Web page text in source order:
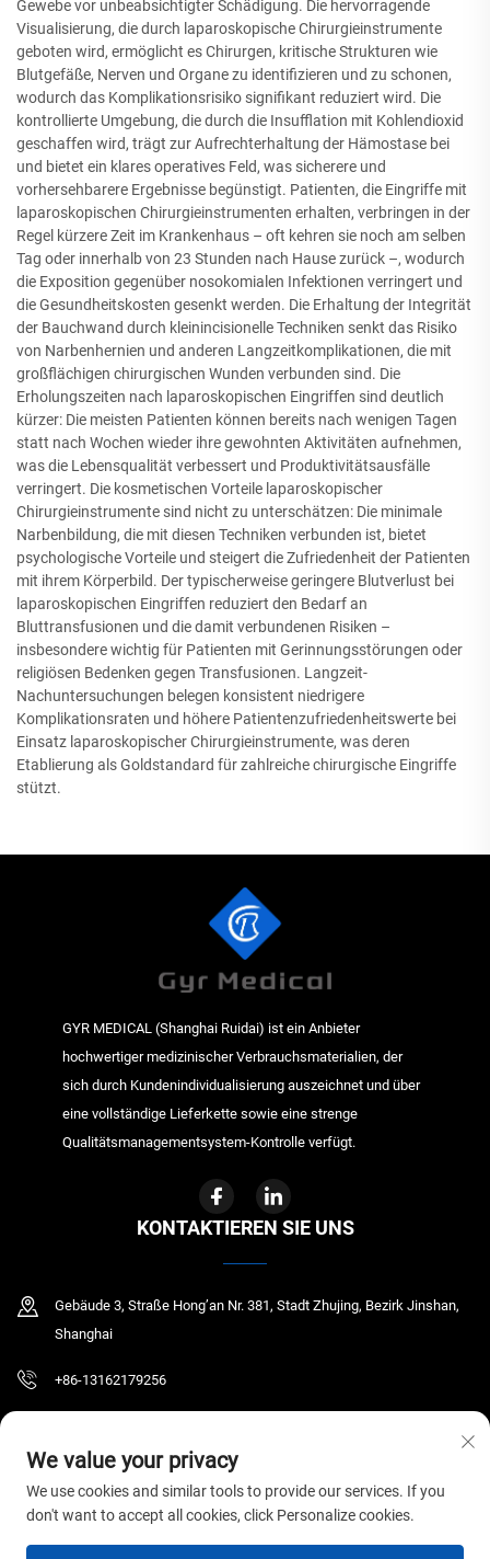
Gewebe vor unbeabsichtigter Schädigung. Die hervorragende
Visualisierung, die durch laparoskopische Chirurgieinstrumente
geboten wird, ermöglicht es Chirurgen, kritische Strukturen wie
Blutgefäße, Nerven und Organe zu identifizieren und zu schonen,
wodurch das Komplikationsrisiko signifikant reduziert wird. Die
kontrollierte Umgebung, die durch die Insufflation mit Kohlendioxid
geschaffen wird, trägt zur Aufrechterhaltung der Hämostase bei
und bietet ein klares operatives Feld, was sicherere und
vorhersehbarere Ergebnisse begünstigt. Patienten, die Eingriffe mit
laparoskopischen Chirurgieinstrumenten erhalten, verbringen in der
Regel kürzere Zeit im Krankenhaus – oft kehren sie noch am selben
Tag oder innerhalb von 23 Stunden nach Hause zurück –, wodurch
die Exposition gegenüber nosokomialen Infektionen verringert und
die Gesundheitskosten gesenkt werden. Die Erhaltung der Integrität
der Bauchwand durch kleinincisionelle Techniken senkt das Risiko
von Narbenhernien und anderen Langzeitkomplikationen, die mit
großflächigen chirurgischen Wunden verbunden sind. Die
Erholungszeiten nach laparoskopischen Eingriffen sind deutlich
kürzer: Die meisten Patienten können bereits nach wenigen Tagen
statt nach Wochen wieder ihre gewohnten Aktivitäten aufnehmen,
was die Lebensqualität verbessert und Produktivitätsausfälle
verringert. Die kosmetischen Vorteile laparoskopischer
Chirurgieinstrumente sind nicht zu unterschätzen: Die minimale
Narbenbildung, die mit diesen Techniken verbunden ist, bietet
psychologische Vorteile und steigert die Zufriedenheit der Patienten
mit ihrem Körperbild. Der typischerweise geringere Blutverlust bei
laparoskopischen Eingriffen reduziert den Bedarf an
Bluttransfusionen und die damit verbundenen Risiken –
insbesondere wichtig für Patienten mit Gerinnungsstörungen oder
religiösen Bedenken gegen Transfusionen. Langzeit-
Nachuntersuchungen belegen konsistent niedrigere
Komplikationsraten und höhere Patientenzufriedenheitswerte bei
Einsatz laparoskopischer Chirurgieinstrumente, was deren
Etablierung als Goldstandard für zahlreiche chirurgische Eingriffe
stützt.
GYR MEDICAL (Shanghai Ruidai) ist ein Anbieter
hochwertiger medizinischer Verbrauchsmaterialien, der
sich durch Kundenindividualisierung auszeichnet und über
eine vollständige Lieferkette sowie eine strenge
Qualitätsmanagementsystem-Kontrolle verfügt.
KONTAKTIEREN SIE UNS
Gebäude 3, Straße Hong’an Nr. 381, Stadt Zhujing, Bezirk Jinshan,
Shanghai
+86-13162179256
Copyright © 2026 GYR MEDICAL CO., LTD. Alle Rechte vorbehalten.
Datenschutzrichtlinie
We value your privacy
We use cookies and similar tools to provide our services. If you
don't want to accept all cookies, click Personalize cookies.